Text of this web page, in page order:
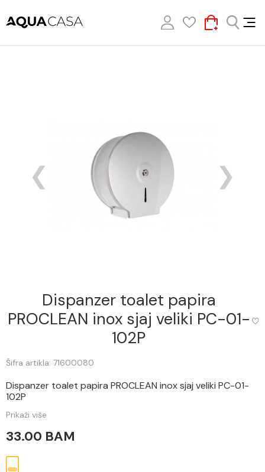
Dispanzer toalet papira
PROCLEAN inox sjaj veliki PC-01-
102P
Šifra artikla: 71600080
Dispanzer toalet papira PROCLEAN inox sjaj veliki PC-01-
102P
Prikaži više
33.00 BAM